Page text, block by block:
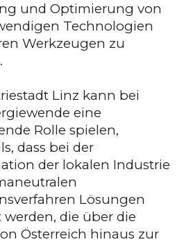
und Optimierung von
Technologien
Werkzeugen zu
Linz kann bei
eine
Rolle spielen,
dass bei der
der lokalen Industrie
Lösungen
die über die
Österreich hinaus zur